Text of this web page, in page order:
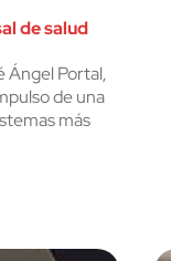
de salud
Ángel Portal,
de una
más